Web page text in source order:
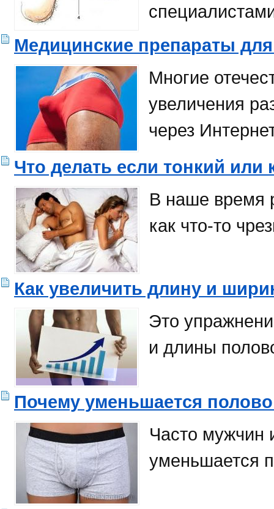
Медицинские препараты
Многие
увеличения
через
Что делать если тонкий или
В наше время
как что-то
Как увеличить длину и
Это
и длины
Почему уменьшается
Часто мужчин
уменьшается